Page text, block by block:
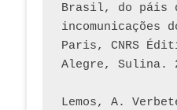
Brasil, do páis
incomunicações
Paris, CNRS
Lemos, A.